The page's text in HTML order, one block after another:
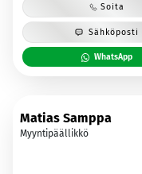
Soita
Sähköposti
WhatsApp
Matias Samppa
Myyntipäällikkö